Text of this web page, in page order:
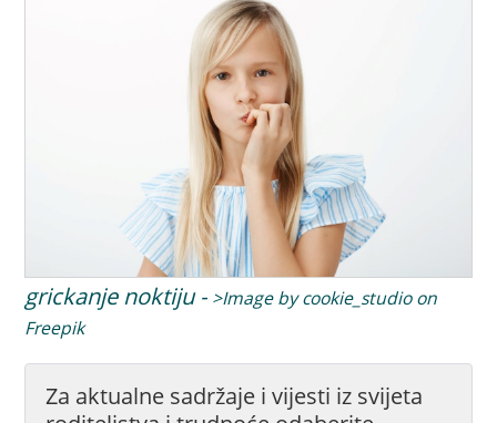
grickanje noktiju - >Image by cookie_studio on
Freepik
Za aktualne sadržaje i vijesti iz svijeta